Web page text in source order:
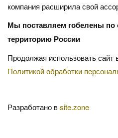
компания расширила свой
Мы поставляем гобелены
территорию России
Продолжая использовать сайт
Политикой обработки
Разработано вsite.zone